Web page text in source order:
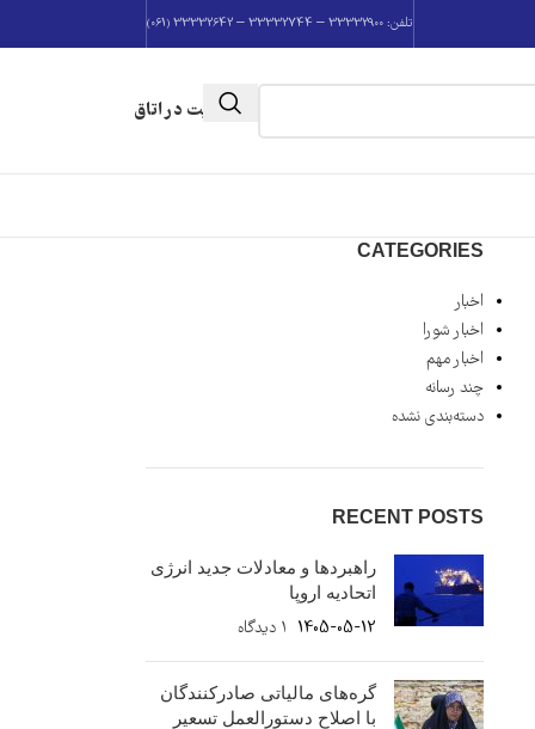
تلفن: 33332900 – 33332744 – 33332642 (061)
عضویت در اتاق
CATEGORIES
اخبار
اخبار شورا
اخبار مهم
چند رسانه
دسته‌بندی نشده
RECENT POSTS
راهبردها و معادلات جدید انرژی
اتحادیه اروپا
1405-05-12 ۱ دیدگاه
گره‌های مالیاتی صادرکنندگان
با اصلاح دستورالعمل تسعیر